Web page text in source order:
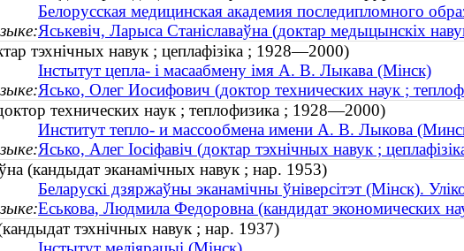
Белорусская медицинская академия последипломного
Яськевіч, Ларыса Станіславаўна (доктар медыцынскіх
тэхнічных навук ; цеплафізіка ; 1928—2000)
Інстытут цепла- і масаабмену імя А. В. Лыкава (Мінск)
Ясько, Олег Иосифович (доктор технических наук ;
технических наук ; теплофизика ; 1928—2000)
Институт тепло- и массообмена имени А. В. Лыкова
Ясько, Алег Іосіфавіч (доктар тэхнічных навук ;
(кандыдат эканамічных навук ; нар. 1953)
Беларускі дзяржаўны эканамічны ўніверсітэт (Мінск).
Еськова, Людмила Федоровна (кандидат экономических
тэхнічных навук ; нар. 1937)